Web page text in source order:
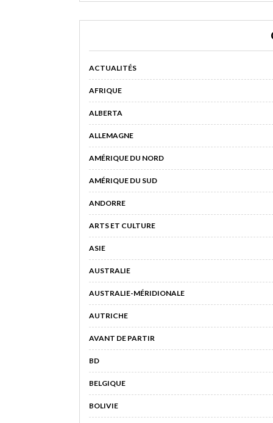
ACTUALITÉS
AFRIQUE
ALBERTA
ALLEMAGNE
AMÉRIQUE DU NORD
AMÉRIQUE DU SUD
ANDORRE
ARTS ET CULTURE
ASIE
AUSTRALIE
AUSTRALIE-MÉRIDIONALE
AUTRICHE
AVANT DE PARTIR
BD
BELGIQUE
BOLIVIE